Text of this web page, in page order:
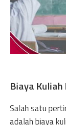
Biaya Kuliah
Salah satu
adalah biaya